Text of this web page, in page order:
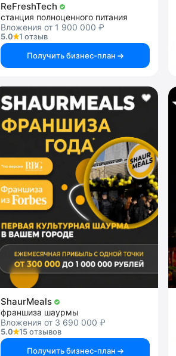
ReFreshTech
станция полноценного питания
Вложения от 1 900 000 ₽
5.0
1 отзыв
Получить бизнес-план
ShaurMeals
франшиза шаурмы
Вложения от 3 690 000 ₽
5.0
15 отзывов
Получить бизнес-план